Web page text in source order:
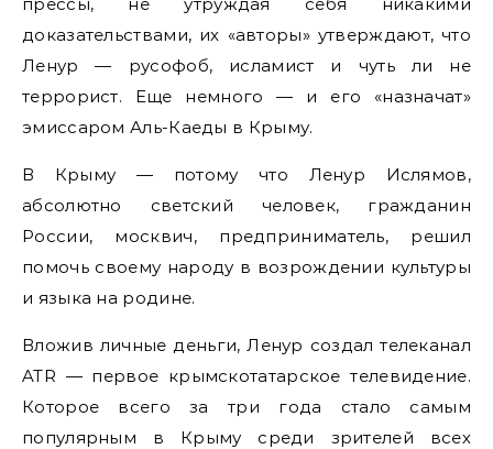
доказательствами, их «авторы» утверждают, что
Ленур — русофоб, исламист и чуть ли не
террорист. Еще немного — и его «назначат»
эмиссаром Аль-Каеды в Крыму.
В Крыму — потому что Ленур Ислямов,
абсолютно светский человек, гражданин
России, москвич, предприниматель, решил
помочь своему народу в возрождении культуры
и языка на родине.
Вложив личные деньги, Ленур создал телеканал
ATR — первое крымскотатарское телевидение.
Которое всего за три года стало самым
популярным в Крыму среди зрителей всех